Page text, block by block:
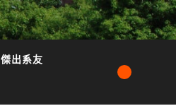
傑出系友